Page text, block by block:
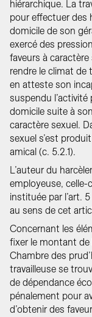
hiérarchique. La
pour effectuer des
domicile de son
exercé des
faveurs à
rendre le climat de
en atteste son
suspendu l’activité
domicile suite à
caractère sexuel.
sexuel s’est
amical (c. 5.2.1).
L’auteur du
employeuse, celle-
instituée par l’art.
au sens de cet
Concernant les
fixer le montant de
Chambre des
travailleuse se
de dépendance
pénalement pour
d’obtenir des